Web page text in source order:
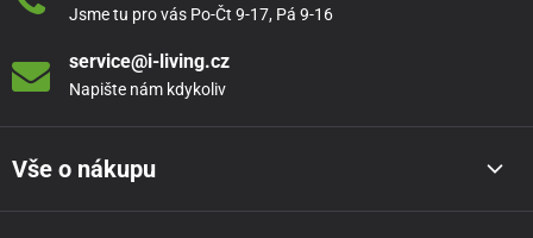
Jsme tu pro vás Po-Čt 9-17, Pá 9-16
service@i-living.cz
Napište nám kdykoliv
Vše o nákupu